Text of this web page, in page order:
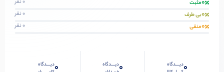
0مثبت
0بی طرف 0 نفر
0منفی 0 نفر
0دیــــدگاه
0دیــــدگاه
0دیــــدگاه